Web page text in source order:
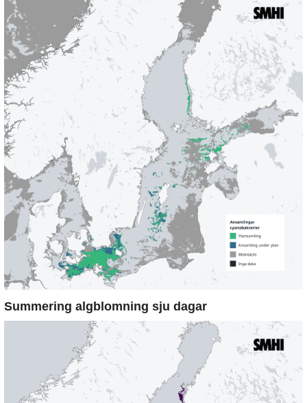
Summering algblomning sju dagar